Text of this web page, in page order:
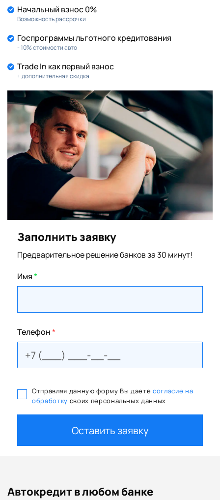
Начальный взнос 0%
Возможность рассрочки
Госпрограммы льготного кредитования
- 10% стоимости авто
Trade In как первый взнос
+ дополнительная скидка
Заполнить заявку
Предварительное решение банков за 30 минут!
Имя*
Телефон*
Отправляя данную форму Вы даете согласие на
обработку своих персональных данных
Оставить заявку
Автокредит в любом банке